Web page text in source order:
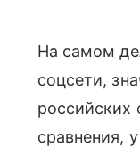
На самом
соцсети,
российских
сравнения,